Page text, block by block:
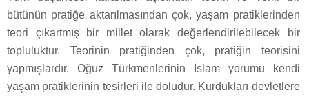
bütünün pratiğe aktarılmasından çok, yaşam pratiklerinden
teori çıkartmış bir millet olarak değerlendirilebilecek bir
topluluktur. Teorinin pratiğinden çok, pratiğin teorisini
yapmışlardır. Oğuz Türkmenlerinin İslam yorumu kendi
yaşam pratiklerinin tesirleri ile doludur. Kurdukları devletlere